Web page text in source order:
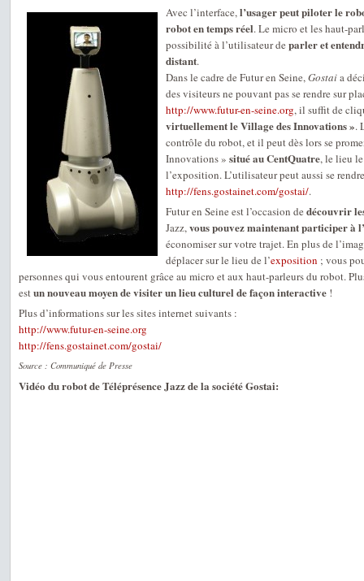
Avec l’interface,l’usager peut piloter le
robot en temps réel. Le micro et les haut-
possibilité à l’utilisateur de parler et
distant.
Dans le cadre de Futur en Seine,Gostaia
des visiteurs ne pouvant pas se rendre sur
http://www.futur-en-seine.org, il suffit de
virtuellement le Village des Innovations ».
contrôle du robot, et il peut dès lors se
Innovations » situé au CentQuatre, le lieu
l’exposition. L’utilisateur peut aussi se
http://fens.gostainet.com/gostai/.
Futur en Seine est l’occasion de découvrir
Jazz,vous pouvez maintenant participer à
économiser sur votre trajet. En plus de
déplacer sur le lieu de l’exposition ; vous
personnes qui vous entourent grâce au micro et aux haut-parleurs du robot.
estun nouveau moyen de visiter un lieu culturel de façon interactive !
Plus d’informations sur les sites internet suivants :
http://www.futur-en-seine.org
http://fens.gostainet.com/gostai/
Source : Communiqué de Presse
Vidéo du robot de Téléprésence Jazz de la société Gostai: